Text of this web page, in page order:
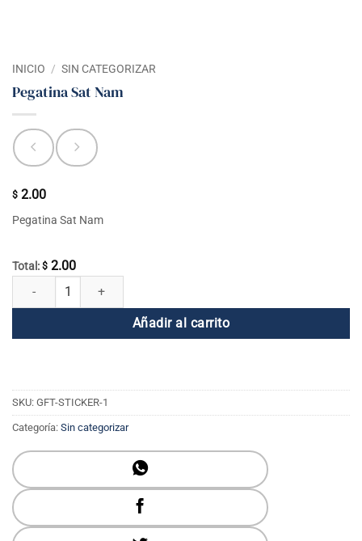
INICIO / SIN CATEGORIZAR
Pegatina Sat Nam
$ 2.00
Pegatina Sat Nam
Total: $ 2.00
Pegatina Sat Nam cantidad
Añadir al carrito
SKU: GFT-STICKER-1
Categoría: Sin categorizar